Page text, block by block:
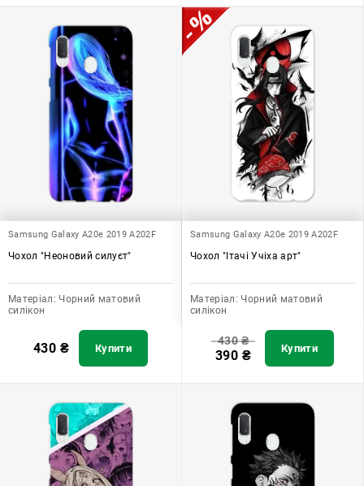
Samsung Galaxy A20e 2019 A202F
Чохол "Неоновий силуєт"
Матеріал: Чорний матовий
силікон
430 ₴ Купити
Samsung Galaxy A20e 2019 A202F
Чохол "Ітачі Учіха арт"
Матеріал: Чорний матовий
силікон
430₴
390 ₴ Купити